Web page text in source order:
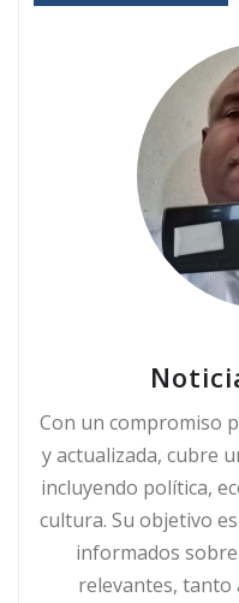
Con un compromiso
y actualizada, cubre
incluyendo política,
cultura. Su objetivo
informados
relevantes, tanto